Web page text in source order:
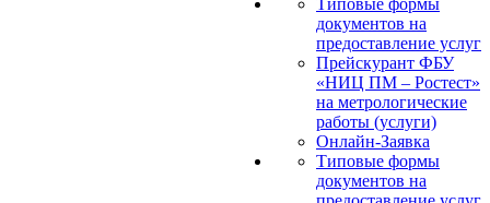
Типовые формы
документов на
предоставление услуг
Прейскурант ФБУ
«НИЦ ПМ – Ростест»
на метрологические
работы (услуги)
Онлайн-Заявка
Типовые формы
документов на